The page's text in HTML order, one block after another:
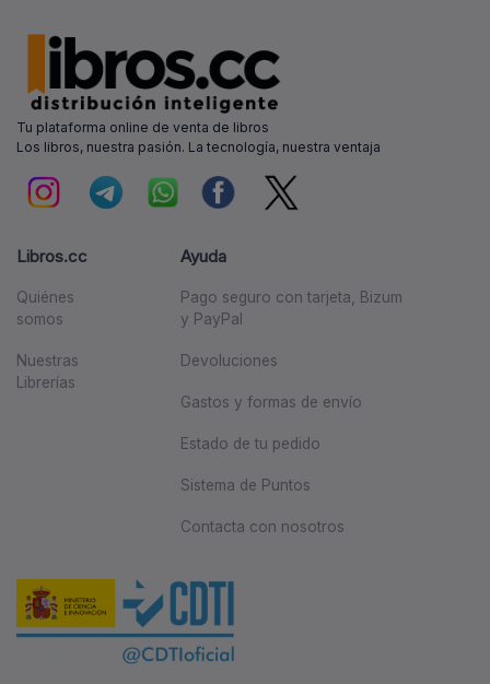
Tu plataforma online de venta de libros
Los libros, nuestra pasión. La tecnología, nuestra ventaja
Libros.cc
Quiénes
somos
Nuestras
Librerías
Ayuda
Pago seguro con tarjeta, Bizum
y PayPal
Devoluciones
Gastos y formas de envío
Estado de tu pedido
Sistema de Puntos
Contacta con nosotros